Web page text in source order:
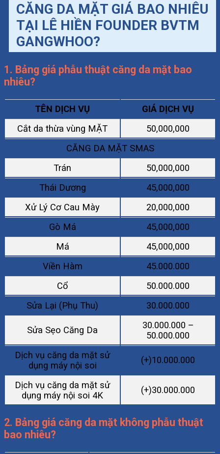
CĂNG DA MẶT GIÁ BAO NHIÊU
TẠI LÊ HIỀN FOUNDER BVTM
GANGWHOO?
1. Bảng giá phẫu thuật căng da mặt bao
nhiêu?
TÊN DỊCH VỤ
GIÁ DỊCH VỤ
Cắt da thừa vùng MẶT
50,000,000
CĂNG DA MẶT SMAS
Trán
50,000,000
Thái Dương
45,000,000
Xử Lý Cơ Cau Mày
20,000,000
Gò Má
45,000,000
Má
45,000,000
Viền Hàm
45.000.000
Cổ
50.000.000
Sửa Lại (Phụ Thu)
30.000.000
Sửa Sẹo Căng Da
30.000.000 –
50.000.000
Dịch vụ căng da mặt sử
dụng máy nội soi
(+)10.000.000
Dịch vụ căng da mặt sử
dụng máy nội soi 4K
(+)30.000.000
2. Bảng giá căng da mặt không phẫu thuật
bao nhiêu?